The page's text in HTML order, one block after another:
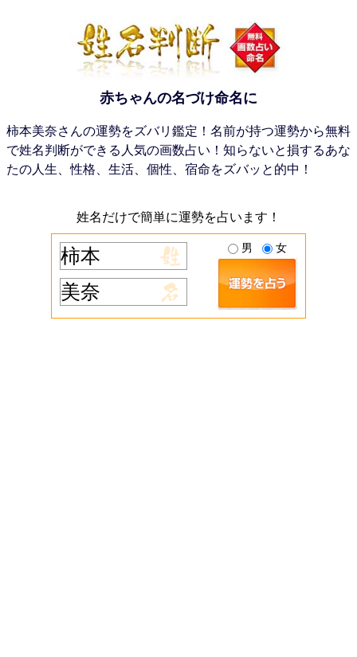
赤ちゃんの名づけ命名に
柿本美奈さんの運勢をズバリ鑑定！名前が持つ運勢から無料
で姓名判断ができる人気の画数占い！知らないと損するあな
たの人生、性格、生活、個性、宿命をズバッと的中！
姓名だけで簡単に運勢を占います！
男 女